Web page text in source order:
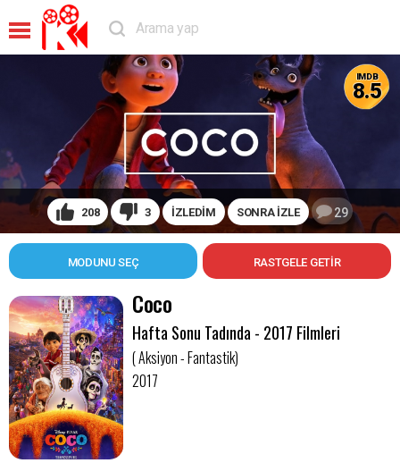
208 3 İZLEDİM SONRA İZLE 29
MODUNU SEÇ
IMDB
8.5
Coco
Hafta Sonu Tadında - 2017 Filmleri
( Aksiyon - Fantastik)
2017